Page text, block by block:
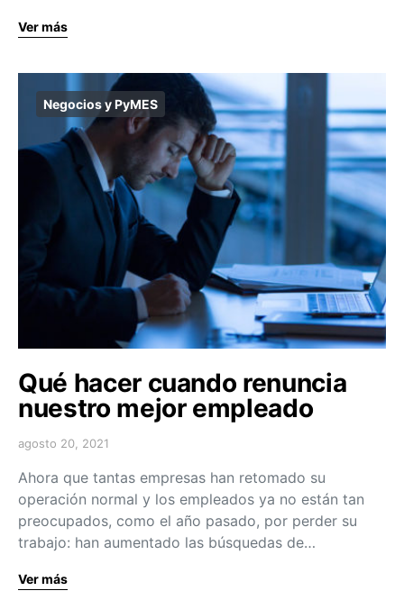
Ver más
Negocios y PyMES
Qué hacer cuando renuncia
nuestro mejor empleado
agosto 20, 2021
Ahora que tantas empresas han retomado su
operación normal y los empleados ya no están tan
preocupados, como el año pasado, por perder su
trabajo: han aumentado las búsquedas de…
Ver más